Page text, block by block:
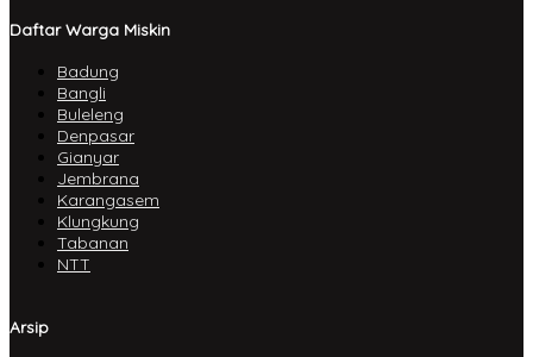
Daftar Warga Miskin
Badung
Bangli
Buleleng
Denpasar
Gianyar
Jembrana
Karangasem
Klungkung
Tabanan
NTT
Arsip